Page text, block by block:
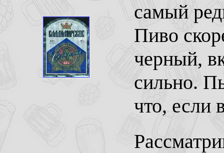
самый
Пиво
черный,
сильно.
что, если